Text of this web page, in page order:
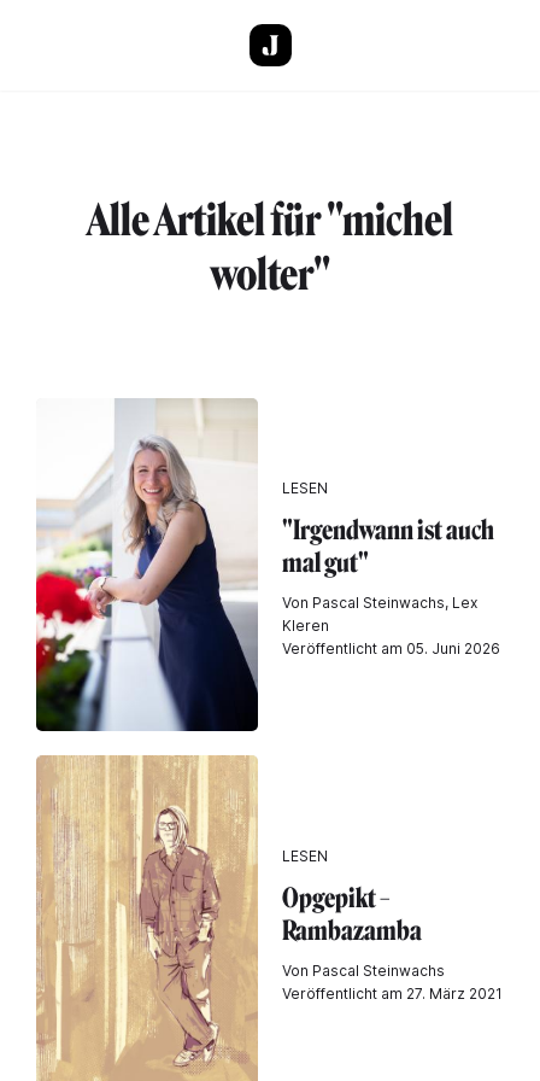
Alle Artikel für "michel
wolter"
LESEN
"Irgendwann ist auch
mal gut"
Von Pascal Steinwachs, Lex
Kleren
Veröffentlicht am 05. Juni 2026
LESEN
Opgepikt –
Rambazamba
Von Pascal Steinwachs
Veröffentlicht am 27. März 2021